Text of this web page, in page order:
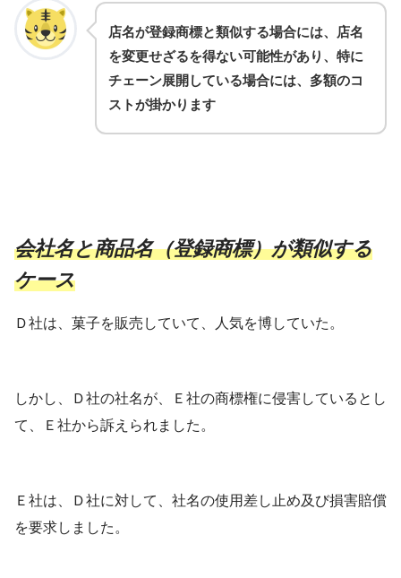
店名が登録商標と類似する場合には、店名
を変更せざるを得ない可能性があり、特に
チェーン展開している場合には、多額のコ
ストが掛かります
会社名と商品名（登録商標）が類似する
ケース
Ｄ社は、菓子を販売していて、人気を博していた。
しかし、Ｄ社の社名が、Ｅ社の商標権に侵害しているとし
て、Ｅ社から訴えられました。
Ｅ社は、Ｄ社に対して、社名の使用差し止め及び損害賠償
を要求しました。